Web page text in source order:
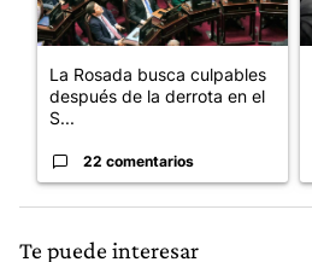
La Rosada busca culpables
después de la derrota en el
S...
22 comentarios